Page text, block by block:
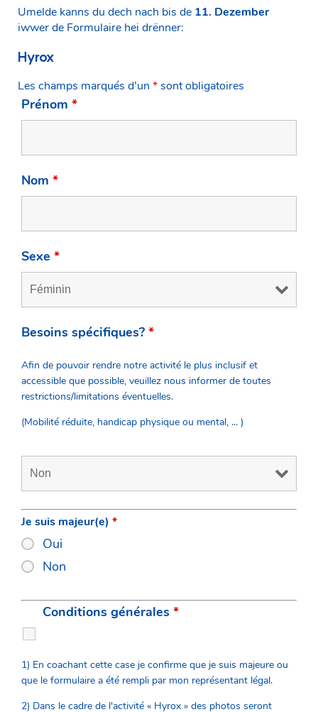
Umelde kanns du dech nach bis de 11. Dezember
iwwer de Formulaire hei drënner:
Hyrox
Les champs marqués d’un *sont obligatoires
Prénom *
Nom *
Sexe *
Besoins spécifiques? *
Afin de pouvoir rendre notre activité le plus inclusif et
accessible que possible, veuillez nous informer de toutes
restrictions/limitations éventuelles.
(Mobilité réduite, handicap physique ou mental, ... )
Je suis majeur(e) *
Oui
Non
Conditions générales *
1) En coachant cette case je confirme que je suis majeure ou
que le formulaire a été rempli par mon représentant légal.
2) Dans le cadre de l'activité « Hyrox » des photos seront